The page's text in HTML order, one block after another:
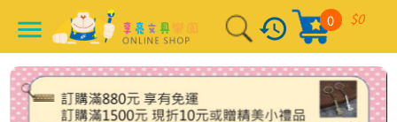
menu history $0
0